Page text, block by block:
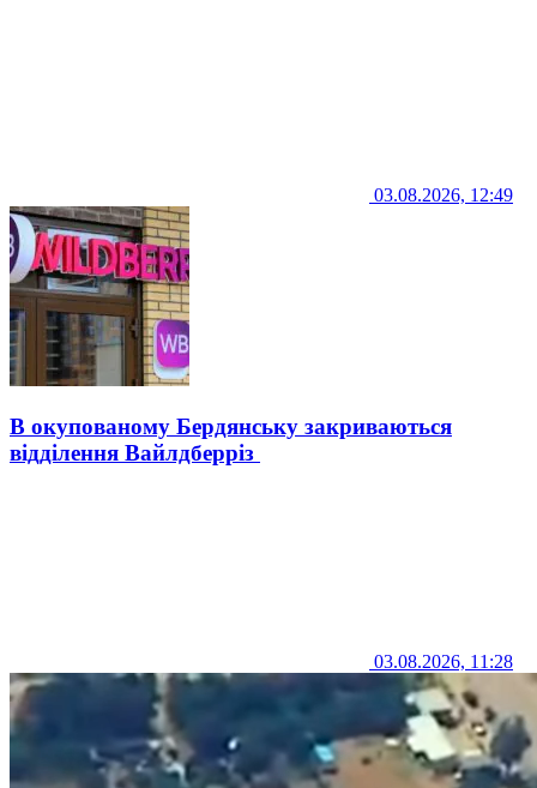
03.08.2026, 12:49
В окупованому Бердянську закриваються
відділення Вайлдберріз
03.08.2026, 11:28